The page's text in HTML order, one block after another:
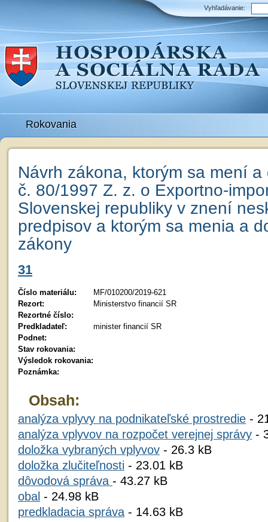
Vyhľadávanie:
Rokovania
Návrh zákona, ktorým sa mení
č. 80/1997 Z. z. o Exportno-
Slovenskej republiky v znení
predpisov a ktorým sa menia a
zákony
31
Číslo materiálu:
MF/010200/2019-621
Rezort:
Ministerstvo financií SR
Rezortné číslo:
Predkladateľ:
minister financií SR
Podnet:
Stav rokovania:
Výsledok rokovania:
Poznámka:
Obsah:
analýza vplyvy na podnikateľské prostredie -
analýza vplyvov na rozpočet verejnej správy -
doložka vybraných vplyvov - 26.3 kB
doložka zlučiteľnosti - 23.01 kB
dôvodová správa - 43.27 kB
obal - 24.98 kB
predkladacia správa - 14.63 kB